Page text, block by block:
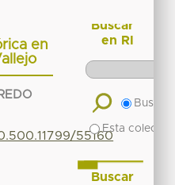
en
55160
Buscar
en RI
Buscar
Esta
Buscar